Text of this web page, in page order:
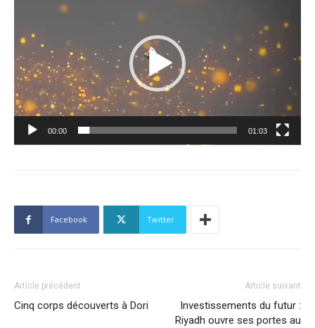
00:00 01:03
Facebook Twitter
Article précédent
Cinq corps découverts à Dori
Article suivant
Investissements du futur :
Riyadh ouvre ses portes au